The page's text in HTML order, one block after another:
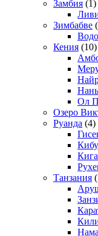
Замбия (1)
Зимбабве
Кения (10)
Ол
Озеро
Руанда (4)
Танзания